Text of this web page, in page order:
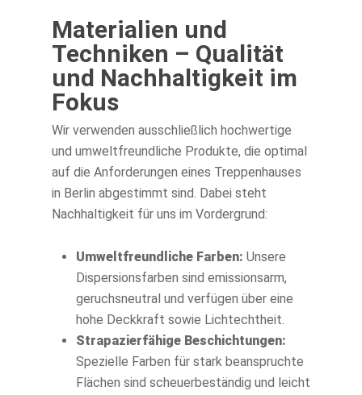
Materialien und
Techniken – Qualität
und Nachhaltigkeit im
Fokus
Wir verwenden ausschließlich hochwertige
und umweltfreundliche Produkte, die optimal
auf die Anforderungen eines Treppenhauses
in Berlin abgestimmt sind. Dabei steht
Nachhaltigkeit für uns im Vordergrund:
Umweltfreundliche Farben: Unsere
Dispersionsfarben sind emissionsarm,
geruchsneutral und verfügen über eine
hohe Deckkraft sowie Lichtechtheit.
Strapazierfähige Beschichtungen:
Spezielle Farben für stark beanspruchte
Flächen sind scheuerbeständig und leicht